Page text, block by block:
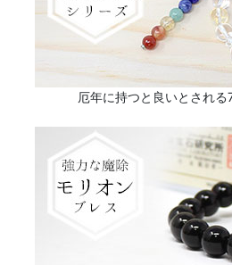
厄年に持つと良いとされ